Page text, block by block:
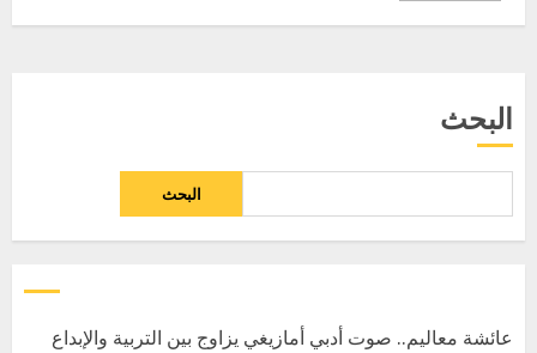
البحث
البحث
عائشة معاليم.. صوت أدبي أمازيغي يزاوج بين التربية والإبداع